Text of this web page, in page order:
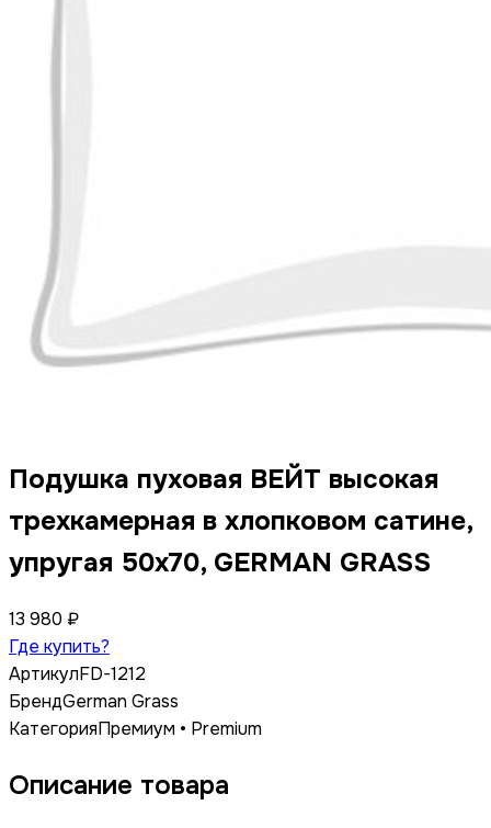
Подушка пуховая ВЕЙТ высокая
трехкамерная в хлопковом сатине,
упругая 50x70, GERMAN GRASS
13 980 ₽
Где купить?
АртикулFD-1212
БрендGerman Grass
КатегорияПремиум • Premium
Описание товара